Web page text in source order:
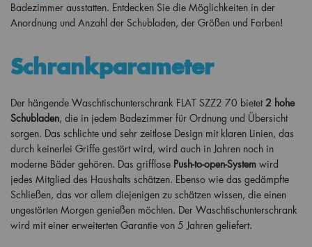
Badezimmer ausstatten. Entdecken Sie die Möglichkeiten in der
Anordnung und Anzahl der Schubladen, der Größen und Farben!
Schrankparameter
Der hängende Waschtischunterschrank FLAT SZZ2 70 bietet 2 hohe
Schubladen, die in jedem Badezimmer für Ordnung und Übersicht
sorgen. Das schlichte und sehr zeitlose Design mit klaren Linien, das
durch keinerlei Griffe gestört wird, wird auch in Jahren noch in
moderne Bäder gehören. Das grifflose Push-to-open-System wird
jedes Mitglied des Haushalts schätzen. Ebenso wie das gedämpfte
Schließen, das vor allem diejenigen zu schätzen wissen, die einen
ungestörten Morgen genießen möchten. Der Waschtischunterschrank
wird mit einer erweiterten Garantie von 5 Jahren geliefert.